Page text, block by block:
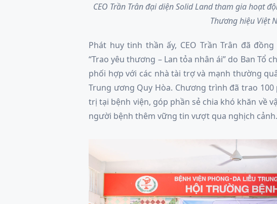
CEO Trần Trân đại diện Solid Land tham gia hoạt
Thương hiệu Việt
Phát huy tinh thần ấy, CEO Trần Trân đã
“Trao yêu thương – Lan tỏa nhân ái” do Ban Tổ
phối hợp với các nhà tài trợ và mạnh thường
Trung ương Quy Hòa. Chương trình đã trao
trị tại bệnh viện, góp phần sẻ chia khó khăn về
người bệnh thêm vững tin vượt qua nghịch cảnh.